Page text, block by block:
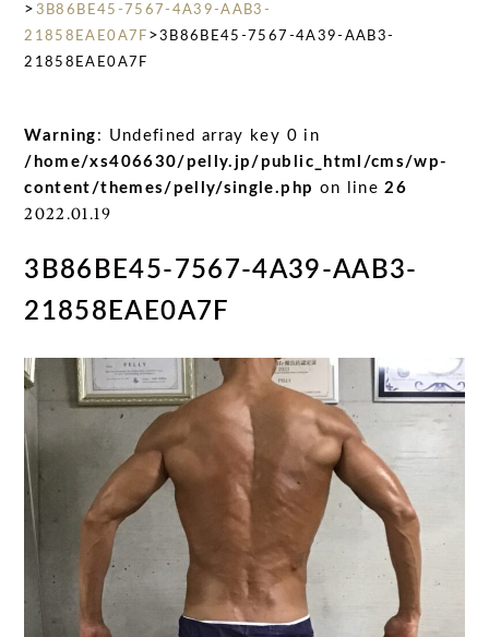
> 3B86BE45-7567-4A39-AAB3-
21858EAE0A7F >3B86BE45-7567-4A39-AAB3-
21858EAE0A7F
Warning : Undefined array key 0 in
/home/xs406630/pelly.jp/public_html/cms/wp-
content/themes/pelly/single.php on line26
2022.01.19
3B86BE45-7567-4A39-AAB3-
21858EAE0A7F